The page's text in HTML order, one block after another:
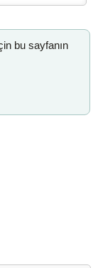
bu sayfanın